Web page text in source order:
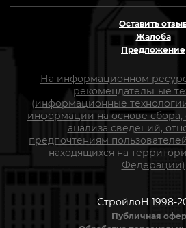
Оставить
Жалоба
Предложение
На информационном
рекомендательные
(информационные
информации на основе сбора,
анализа сведений,
предпочтениям
находящихся на
Федерации)
СтройлоН 1998-
Публичная